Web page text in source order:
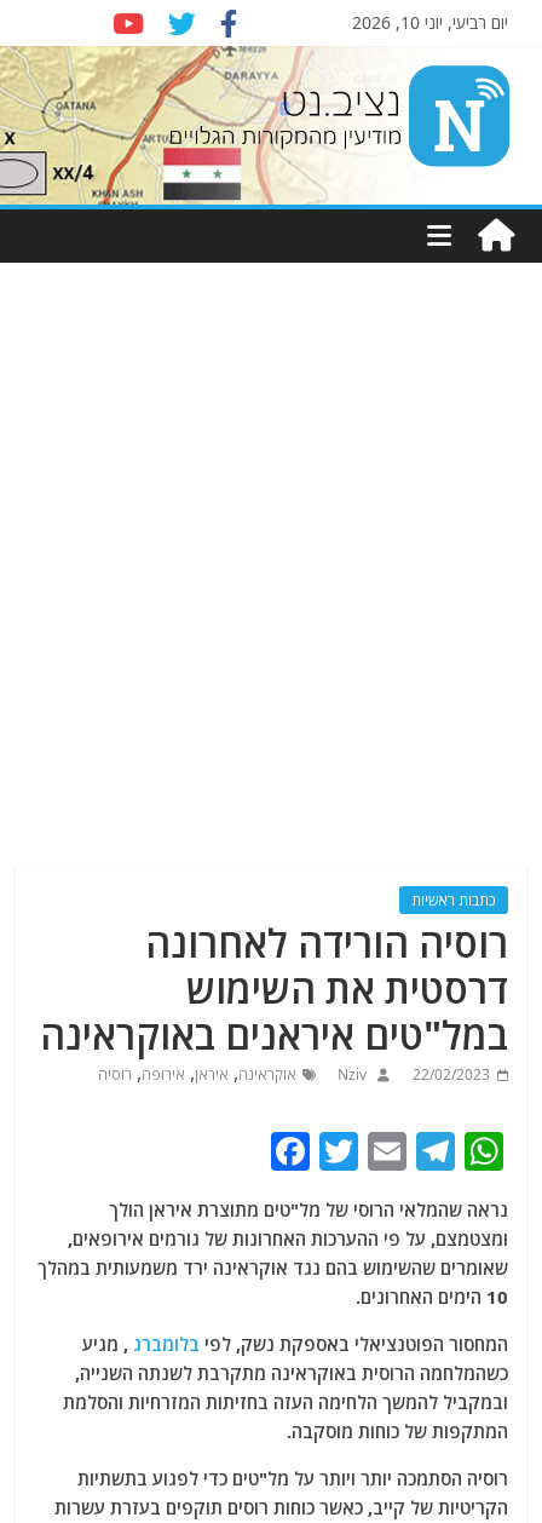
יום רביעי, יוני 10, 2026
Nziv.net
מודיעין
מהמקורות
כתבות ראשיות
רוסיה הורידה לאחרונה
דרסטית את השימוש
במל"טים איראנים באוקראינה
22/02/2023
Nziv אוקראינה, איראן, אירופה, רוסיה
W
at
s
A
p
p
T
e
g
ra
m
E
ai
l
T
w
itt
er
c
e
o
o
k
נראה שהמלאי הרוסי של מל"טים מתוצרת איראן הולך
ומצטמצם, על פי ההערכות האחרונות של גורמים אירופאים,
שאומרים שהשימוש בהם נגד אוקראינה ירד משמעותית במהלך
10 הימים האחרונים.
המחסור הפוטנציאלי באספקת נשק, לפי בלומברג , מגיע
כשהמלחמה הרוסית באוקראינה מתקרבת לשנתה השנייה,
ובמקביל להמשך הלחימה העזה בחזיתות המזרחיות והסלמת
המתקפות של כוחות מוסקבה.
רוסיה הסתמכה יותר ויותר על מל"טים כדי לפגוע בתשתיות
הקריטיות של קייב, כאשר כוחות רוסים תוקפים בעזרת עשרות